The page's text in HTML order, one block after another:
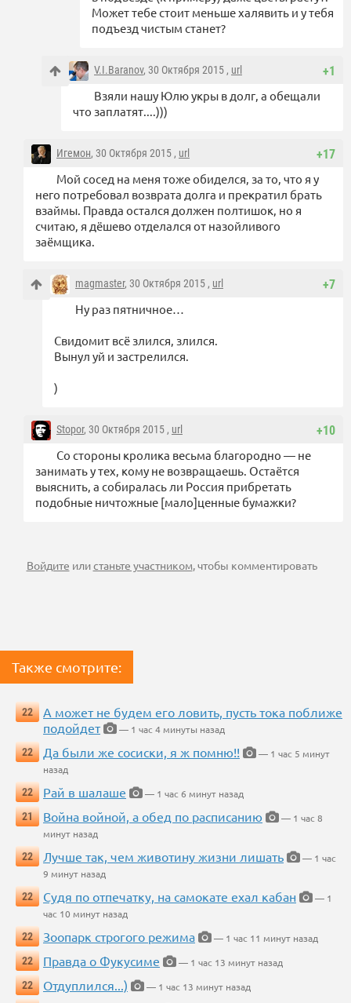
Может тебе стоит меньше халявить и у тебя
подъезд чистым станет?
+1
V.I.Baranov, 30 Октября 2015 , url
Взяли нашу Юлю укры в долг, а обещали
что заплатят....)))
+17
Игемон, 30 Октября 2015 , url
Мой сосед на меня тоже обиделся, за то, что я у
него потребовал возврата долга и прекратил брать
взаймы. Правда остался должен полтишок, но я
считаю, я дёшево отделался от назойливого
заёмщика.
+7
magmaster, 30 Октября 2015 , url
Ну раз пятничное…
Свидомит всё злился, злился.
Вынул уй и застрелился.
)
+10
Stopor, 30 Октября 2015 , url
Со стороны кролика весьма благородно — не
занимать у тех, кому не возвращаешь. Остаётся
выяснить, а собиралась ли Россия прибретать
подобные ничтожные [мало]ценные бумажки?
Войдите илистаньте участником, чтобы комментировать
Также смотрите:
22
А может не будем его ловить, пусть тока поближе
подойдет
— 1 час 4 минуты назад
22
Да были же сосиски, я ж помню!!
— 1 час 5 минут
назад
22
Рай в шалаше
— 1 час 6 минут назад
21
Война войной, а обед по расписанию
— 1 час 8
минут назад
22
Лучше так, чем животину жизни лишать
— 1 час
9 минут назад
22
Судя по отпечатку, на самокате ехал кабан
— 1
час 10 минут назад
22
Зоопарк строгого режима
— 1 час 11 минут назад
22
Правда о Фукусиме
— 1 час 13 минут назад
22
Отдуплился...)
— 1 час 13 минут назад